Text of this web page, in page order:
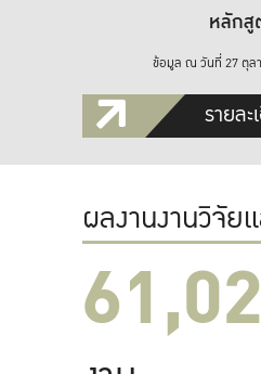
หลักสู
ข้อมูล ณ วันที่ 27 ตุล
รายล
ผลงานงานวิจัย